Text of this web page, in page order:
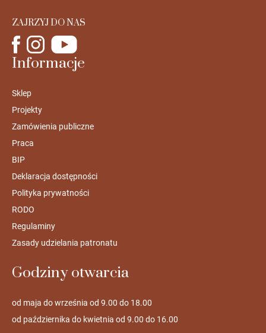
ZAJRZYJ DO NAS
Informacje
Sklep
Projekty
Zamówienia publiczne
Praca
BIP
Deklaracja dostępności
Polityka prywatności
RODO
Regulaminy
Zasady udzielania patronatu
Godziny otwarcia
od maja do września od 9.00 do 18.00
od października do kwietnia od 9.00 do 16.00